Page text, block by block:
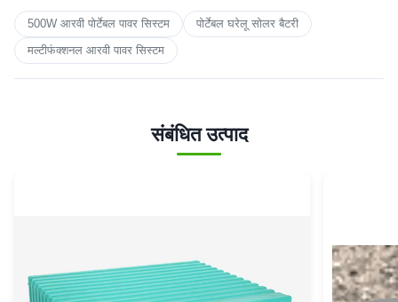
500W आरवी पोर्टेबल पावर सिस्टम
पोर्टेबल घरेलू सोलर बैटरी
मल्टीफंक्शनल आरवी पावर सिस्टम
संबंधित उत्पाद